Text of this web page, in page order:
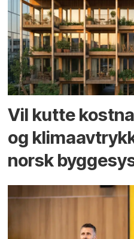
Vil kutte
og
norsk